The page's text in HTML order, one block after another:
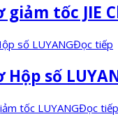
giảm tốc JIE
Đọc tiếp
số
Đọc tiếp